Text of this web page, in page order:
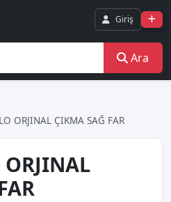
Giriş
Ara
ORJINAL ÇIKMA SAĞ FAR
ORJINAL